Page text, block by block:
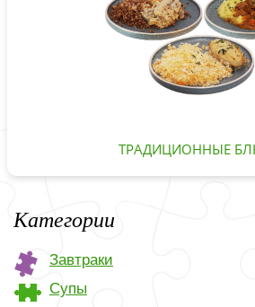
ТРАДИЦИОННЫЕ
Категории
Завтраки
Супы